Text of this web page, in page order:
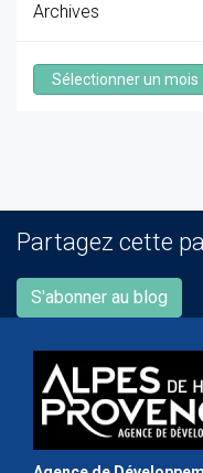
Archives
Archives
Partagez cette
S'abonner au blog